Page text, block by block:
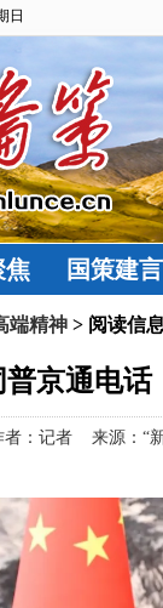
日
焦 国策建言
端精神 > 阅读信息
普京通电
者：记者 来源：“新